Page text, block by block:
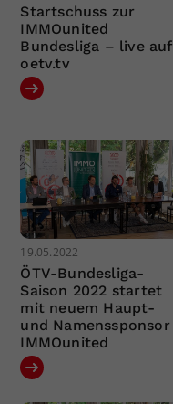
Startschuss zur
IMMOunited
Bundesliga – live auf
oetv.tv
19.05.2022
ÖTV-Bundesliga-
Saison 2022 startet
mit neuem Haupt-
und Namenssponsor
IMMOunited